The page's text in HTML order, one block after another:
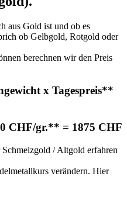
aus Gold ist und ob es
ob Gelbgold, Rotgold oder
berechnen wir den Preis
x Tagespreis**
CHF/gr.** = 1875 CHF
/ Altgold erfahren
verändern. Hier